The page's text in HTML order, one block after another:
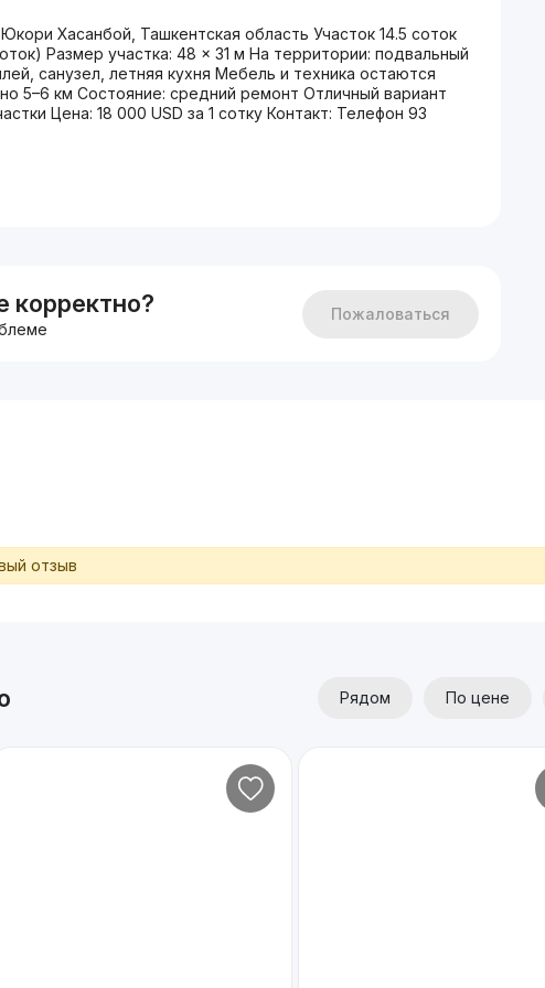
Хасанбой, Ташкентская область Участок 14.5 соток
Размер участка: 48 × 31 м На территории: подвальный
санузел, летняя кухня Мебель и техника остаются
5–6 км Состояние: средний ремонт Отличный вариант
Цена: 18 000 USD за 1 сотку Контакт: Телефон 93
корректно? Пожаловаться
отзыв
Рядом По цене